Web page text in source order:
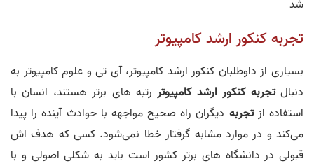
شد
تجربه کنکور ارشد کامپیوتر
بسیاری از داوطلبان کنکور ارشد کامپیوتر، آی تی و علوم کامپیوتر به
دنبالتجربه کنکور ارشد کامپیوتررتبه های برتر هستند، انسان با
استفاده ازتجربه دیگران راه صحیح مواجهه با حوادث آینده را پیدا
می‌کند و در موارد مشابه گرفتار خطا نمی‌شود. کسی که هدف اش
قبولی در دانشگاه ‌های برتر کشور است باید به شکلی اصولی و با